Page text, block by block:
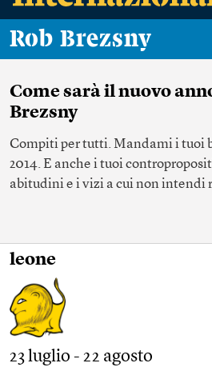
Rob Brezsny
Come sarà il nuovo
Brezsny
Compiti per tutti. Mandami i tuoi
2014. E anche i tuoi
abitudini e i vizi a cui non intendi
leone
23 luglio - 22 agosto